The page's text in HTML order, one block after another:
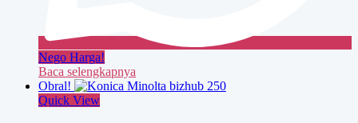
Nego Harga!
Baca selengkapnya
Obral!
Quick View